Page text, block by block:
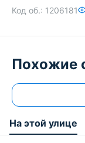
Код об.: 1206181
Похожие
На этой улице